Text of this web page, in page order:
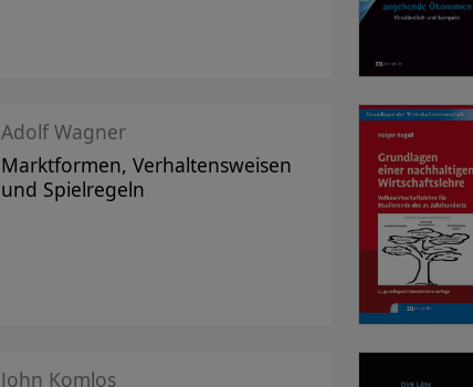
Adolf Wagner
Marktformen, Verhaltensweisen
und Spielregeln
John Komlos